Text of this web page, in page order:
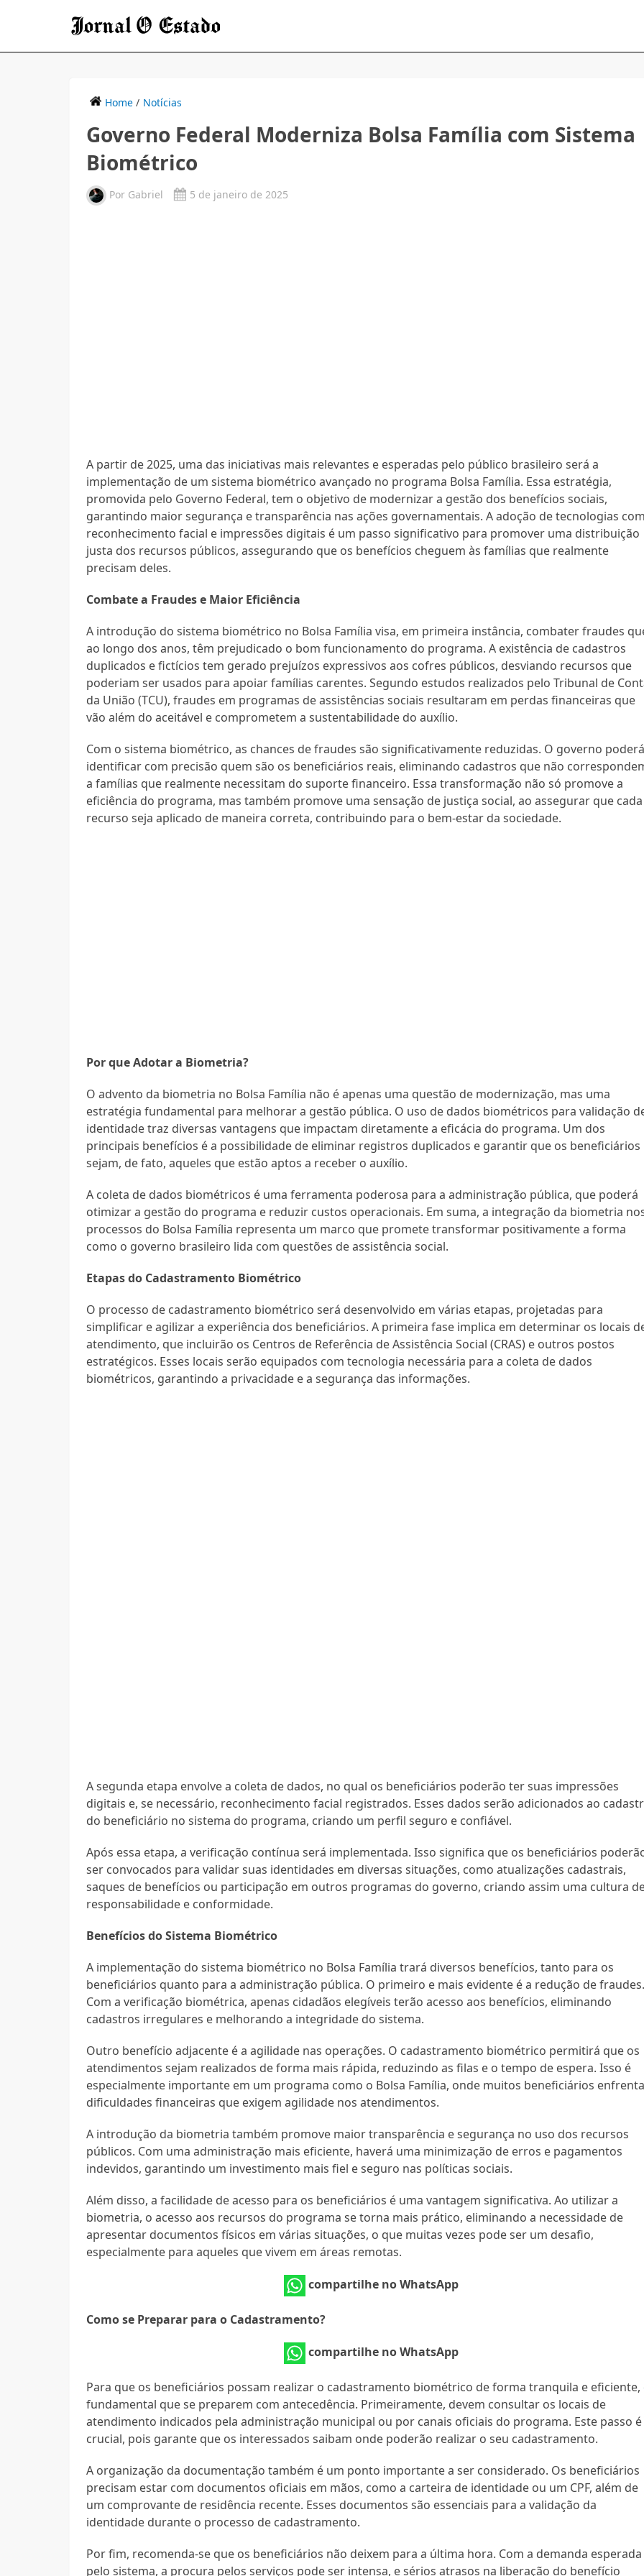
Home / Notícias
Governo Federal Moderniza Bolsa Família com Sistema
Biométrico
Por Gabriel 5 de janeiro de 2025
A partir de 2025, uma das iniciativas mais relevantes e esperadas pelo público brasileiro será a
implementação de um sistema biométrico avançado no programa Bolsa Família. Essa estratégia,
promovida pelo Governo Federal, tem o objetivo de modernizar a gestão dos benefícios sociais,
garantindo maior segurança e transparência nas ações governamentais. A adoção de tecnologias
reconhecimento facial e impressões digitais é um passo significativo para promover uma distribuição
justa dos recursos públicos, assegurando que os benefícios cheguem às famílias que realmente
precisam deles.
Combate a Fraudes e Maior Eficiência
A introdução do sistema biométrico no Bolsa Família visa, em primeira instância, combater fraudes
ao longo dos anos, têm prejudicado o bom funcionamento do programa. A existência de cadastros
duplicados e fictícios tem gerado prejuízos expressivos aos cofres públicos, desviando recursos que
poderiam ser usados para apoiar famílias carentes. Segundo estudos realizados pelo Tribunal de
da União (TCU), fraudes em programas de assistências sociais resultaram em perdas financeiras que
vão além do aceitável e comprometem a sustentabilidade do auxílio.
Com o sistema biométrico, as chances de fraudes são significativamente reduzidas. O governo
identificar com precisão quem são os beneficiários reais, eliminando cadastros que não
a famílias que realmente necessitam do suporte financeiro. Essa transformação não só promove a
eficiência do programa, mas também promove uma sensação de justiça social, ao assegurar que cada
recurso seja aplicado de maneira correta, contribuindo para o bem-estar da sociedade.
Por que Adotar a Biometria?
O advento da biometria no Bolsa Família não é apenas uma questão de modernização, mas uma
estratégia fundamental para melhorar a gestão pública. O uso de dados biométricos para validação
identidade traz diversas vantagens que impactam diretamente a eficácia do programa. Um dos
principais benefícios é a possibilidade de eliminar registros duplicados e garantir que os beneficiários
sejam, de fato, aqueles que estão aptos a receber o auxílio.
A coleta de dados biométricos é uma ferramenta poderosa para a administração pública, que poderá
otimizar a gestão do programa e reduzir custos operacionais. Em suma, a integração da biometria
processos do Bolsa Família representa um marco que promete transformar positivamente a forma
como o governo brasileiro lida com questões de assistência social.
Etapas do Cadastramento Biométrico
O processo de cadastramento biométrico será desenvolvido em várias etapas, projetadas para
simplificar e agilizar a experiência dos beneficiários. A primeira fase implica em determinar os locais
atendimento, que incluirão os Centros de Referência de Assistência Social (CRAS) e outros postos
estratégicos. Esses locais serão equipados com tecnologia necessária para a coleta de dados
biométricos, garantindo a privacidade e a segurança das informações.
A segunda etapa envolve a coleta de dados, no qual os beneficiários poderão ter suas impressões
digitais e, se necessário, reconhecimento facial registrados. Esses dados serão adicionados ao
do beneficiário no sistema do programa, criando um perfil seguro e confiável.
Após essa etapa, a verificação contínua será implementada. Isso significa que os beneficiários
ser convocados para validar suas identidades em diversas situações, como atualizações cadastrais,
saques de benefícios ou participação em outros programas do governo, criando assim uma cultura
responsabilidade e conformidade.
Benefícios do Sistema Biométrico
A implementação do sistema biométrico no Bolsa Família trará diversos benefícios, tanto para os
beneficiários quanto para a administração pública. O primeiro e mais evidente é a redução de
Com a verificação biométrica, apenas cidadãos elegíveis terão acesso aos benefícios, eliminando
cadastros irregulares e melhorando a integridade do sistema.
Outro benefício adjacente é a agilidade nas operações. O cadastramento biométrico permitirá que os
atendimentos sejam realizados de forma mais rápida, reduzindo as filas e o tempo de espera. Isso é
especialmente importante em um programa como o Bolsa Família, onde muitos beneficiários
dificuldades financeiras que exigem agilidade nos atendimentos.
A introdução da biometria também promove maior transparência e segurança no uso dos recursos
públicos. Com uma administração mais eficiente, haverá uma minimização de erros e pagamentos
indevidos, garantindo um investimento mais fiel e seguro nas políticas sociais.
Além disso, a facilidade de acesso para os beneficiários é uma vantagem significativa. Ao utilizar a
biometria, o acesso aos recursos do programa se torna mais prático, eliminando a necessidade de
apresentar documentos físicos em várias situações, o que muitas vezes pode ser um desafio,
especialmente para aqueles que vivem em áreas remotas.
compartilhe no WhatsApp
Como se Preparar para o Cadastramento?
compartilhe no WhatsApp
Para que os beneficiários possam realizar o cadastramento biométrico de forma tranquila e eficiente,
fundamental que se preparem com antecedência. Primeiramente, devem consultar os locais de
atendimento indicados pela administração municipal ou por canais oficiais do programa. Este passo é
crucial, pois garante que os interessados saibam onde poderão realizar o seu cadastramento.
A organização da documentação também é um ponto importante a ser considerado. Os beneficiários
precisam estar com documentos oficiais em mãos, como a carteira de identidade ou um CPF, além de
um comprovante de residência recente. Esses documentos são essenciais para a validação da
identidade durante o processo de cadastramento.
Por fim, recomenda-se que os beneficiários não deixem para a última hora. Com a demanda esperada
pelo sistema, a procura pelos serviços pode ser intensa, e sérios atrasos na liberação do benefício